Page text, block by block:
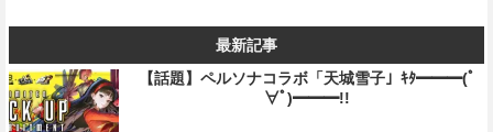
最新記事
【話題】ペルソナコラボ「天城雪子」ｷﾀ━━━(ﾟ
∀ﾟ)━━━!!